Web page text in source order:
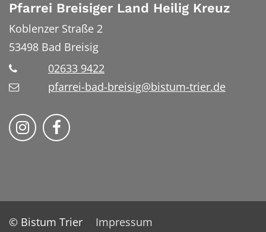
Pfarrei Breisiger Land Heilig Kreuz
Koblenzer Straße 2
53498 Bad Breisig
02633 9422
pfarrei-bad-breisig@bistum-trier.de
Folge uns auf Instragram
Folge uns auf Facebook
© Bistum Trier
Impressum